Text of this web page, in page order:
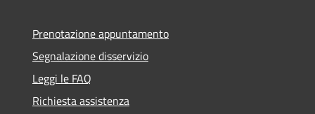
Prenotazione appuntamento
Segnalazione disservizio
Leggi le FAQ
Richiesta assistenza